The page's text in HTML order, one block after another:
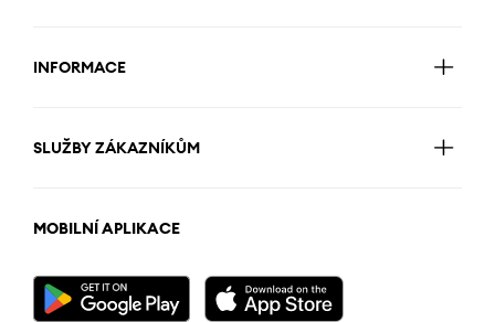
INFORMACE
SLUŽBY ZÁKAZNÍKŮM
MOBILNÍ APLIKACE